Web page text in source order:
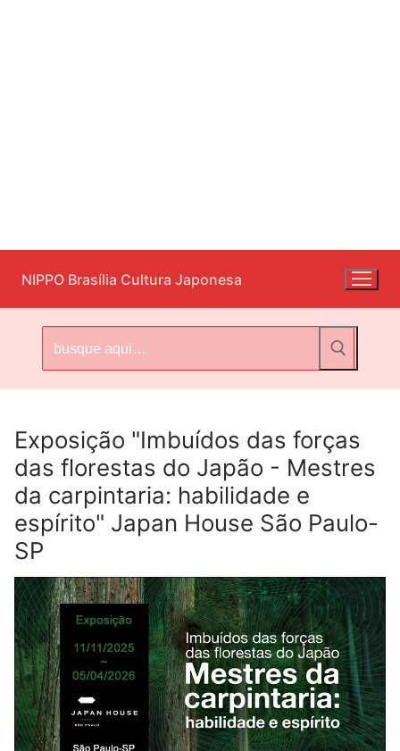
para
o
conteúdo
NIPPO Brasília Cultura Japonesa
por:
Exposição "Imbuídos das forças
das florestas do Japão - Mestres
da carpintaria: habilidade e
espírito" Japan House São Paulo-
SP